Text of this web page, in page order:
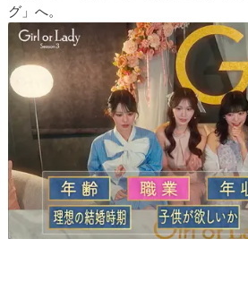
グ」へ。